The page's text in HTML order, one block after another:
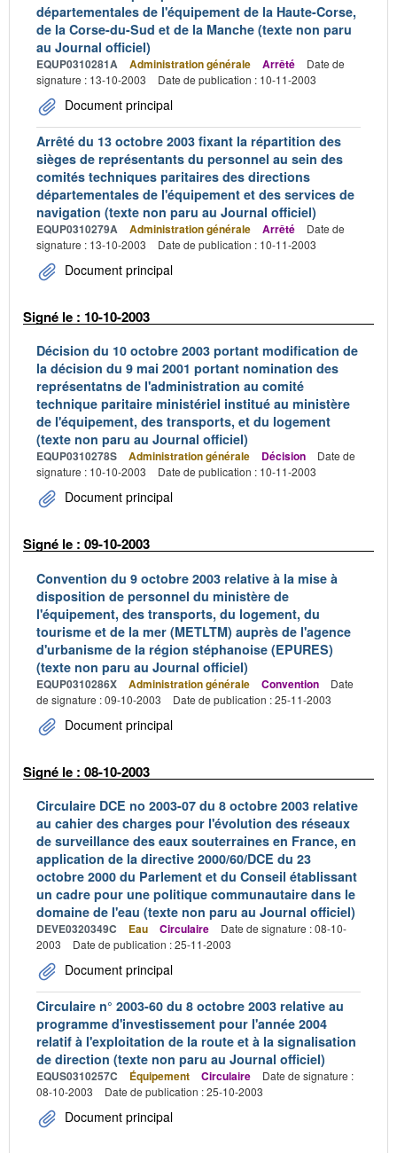
départementales de l'équipement de la Haute-Corse,
de la Corse-du-Sud et de la Manche (texte non paru
au Journal officiel)
EQUP0310281A Administration générale Arrêté
Date de
signature : 13-10-2003
Date de publication : 10-11-2003
Document principal
Arrêté du 13 octobre 2003 fixant la répartition des
sièges de représentants du personnel au sein des
comités techniques paritaires des directions
départementales de l'équipement et des services de
navigation (texte non paru au Journal officiel)
EQUP0310279A Administration générale Arrêté
Date de
signature : 13-10-2003
Date de publication : 10-11-2003
Document principal
Signé le : 10-10-2003
Décision du 10 octobre 2003 portant modification de
la décision du 9 mai 2001 portant nomination des
représentatns de l'administration au comité
technique paritaire ministériel institué au ministère
de l'équipement, des transports, et du logement
(texte non paru au Journal officiel)
EQUP0310278S Administration générale Décision
Date de
signature : 10-10-2003
Date de publication : 10-11-2003
Document principal
Signé le : 09-10-2003
Convention du 9 octobre 2003 relative à la mise à
disposition de personnel du ministère de
l'équipement, des transports, du logement, du
tourisme et de la mer (METLTM) auprès de l'agence
d'urbanisme de la région stéphanoise (EPURES)
(texte non paru au Journal officiel)
EQUP0310286X Administration générale Convention
Date
de signature : 09-10-2003
Date de publication : 25-11-2003
Document principal
Signé le : 08-10-2003
Circulaire DCE no 2003-07 du 8 octobre 2003 relative
au cahier des charges pour l'évolution des réseaux
de surveillance des eaux souterraines en France, en
application de la directive 2000/60/DCE du 23
octobre 2000 du Parlement et du Conseil établissant
un cadre pour une politique communautaire dans le
domaine de l'eau (texte non paru au Journal officiel)
DEVE0320349C Eau Circulaire
Date de signature : 08-10-
2003
Date de publication : 25-11-2003
Document principal
Circulaire n° 2003-60 du 8 octobre 2003 relative au
programme d'investissement pour l'année 2004
relatif à l'exploitation de la route et à la signalisation
de direction (texte non paru au Journal officiel)
EQUS0310257C Équipement Circulaire
Date de signature :
08-10-2003
Date de publication : 25-10-2003
Document principal